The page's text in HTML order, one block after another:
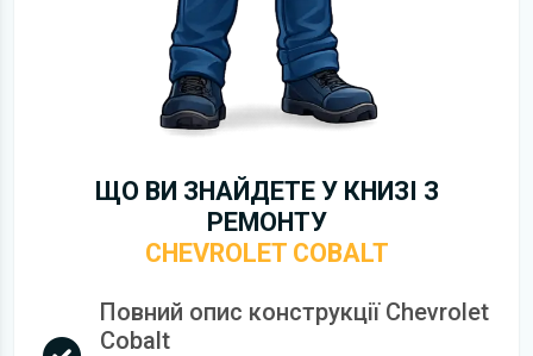
ЩО ВИ ЗНАЙДЕТЕ У КНИЗІ З
РЕМОНТУ
CHEVROLET COBALT
Повний опис конструкції Chevrolet
Cobalt